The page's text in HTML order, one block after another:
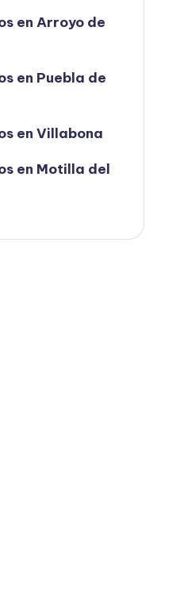
en Arroyo de
en Puebla de
en Villabona
en Motilla del